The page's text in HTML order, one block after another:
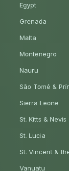
Egypt
Grenada
Malta
Montenegro
Nauru
São Tomé &
Sierra Leone
St. Kitts & Nevis
St. Lucia
St. Vincent &
Vanuatu